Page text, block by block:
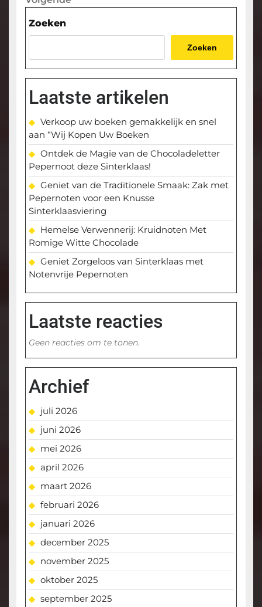
Zoeken
Zoeken
Laatste artikelen
Verkoop uw boeken gemakkelijk en snel
aan “Wij Kopen Uw Boeken
Ontdek de Magie van de Chocoladeletter
Pepernoot deze Sinterklaas!
Geniet van de Traditionele Smaak: Zak met
Pepernoten voor een Knusse
Sinterklaasviering
Hemelse Verwennerij: Kruidnoten Met
Romige Witte Chocolade
Geniet Zorgeloos van Sinterklaas met
Notenvrije Pepernoten
Laatste reacties
Geen reacties om te tonen.
Archief
juli 2026
juni 2026
mei 2026
april 2026
maart 2026
februari 2026
januari 2026
december 2025
november 2025
oktober 2025
september 2025